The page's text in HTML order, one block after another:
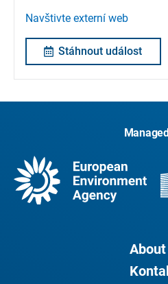
Navštivte externí web
Stáhnout událost
About